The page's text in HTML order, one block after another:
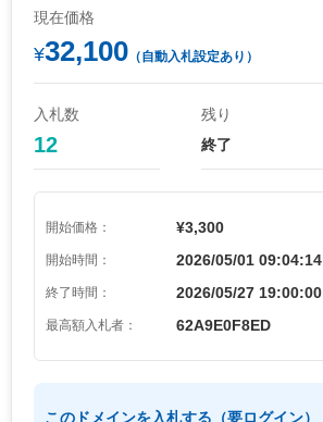
現在価格
¥32,100 （自動入札設定あり）
入札数
12
残り
終了
開始価格： ¥3,300
開始時間： 2026/05/01 09:04:14
終了時間： 2026/05/27 19:00:00
最高額入札者： 62A9E0F8ED
このドメインを入札する（要ログイン）